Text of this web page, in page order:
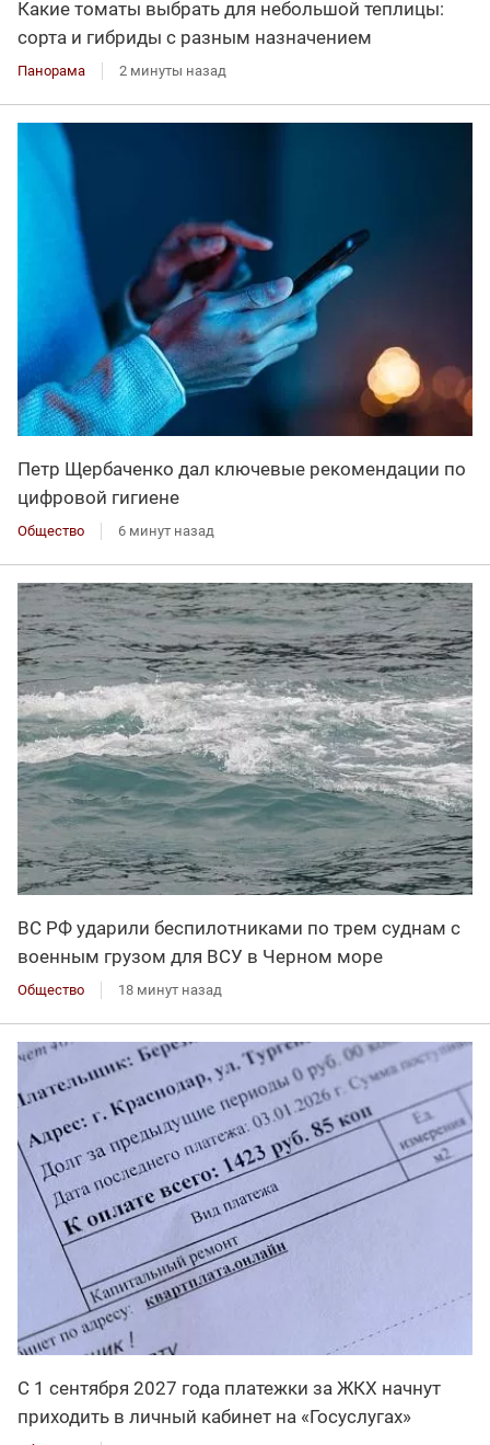
Какие томаты выбрать для небольшой теплицы:
сорта и гибриды с разным назначением
Панорама 2 минуты назад
Петр Щербаченко дал ключевые рекомендации по
цифровой гигиене
Общество 6 минут назад
ВС РФ ударили беспилотниками по трем суднам с
военным грузом для ВСУ в Черном море
Общество 18 минут назад
С 1 сентября 2027 года платежки за ЖКХ начнут
приходить в личный кабинет на «Госуслугах»